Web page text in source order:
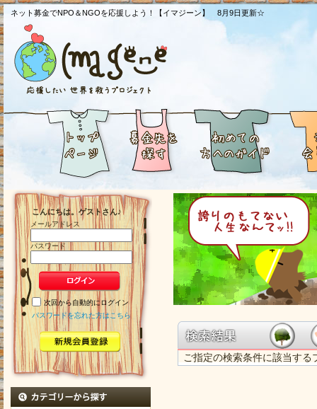
ネット募金でNPO＆NGOを応援しよう！【イマジーン】 8月9日更新☆
こんにちは。ゲストさん♪
メールアドレス
パスワード
次回から自動的にログイン
パスワードを忘れた方はこちら
ご指定の検索条件に該当す